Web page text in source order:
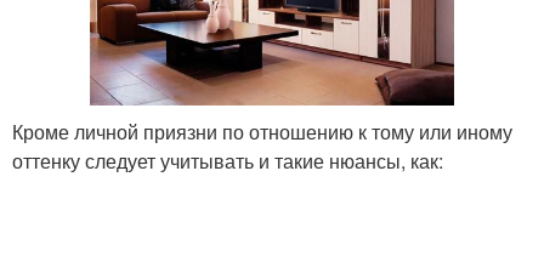
Кроме личной приязни по отношению к тому или иному
оттенку следует учитывать и такие нюансы, как: